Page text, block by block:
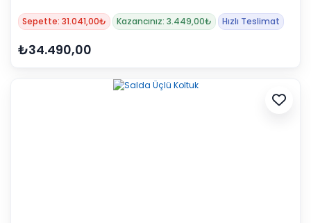
Sepette: 31.041,00₺ Kazancınız: 3.449,00₺ Hızlı Teslimat
₺34.490,00